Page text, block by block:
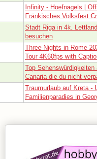
Infinity - Hoefnagels |
Fränkisches Volksfest
Stadt Riga in 4k.
besuchen
Three Nights in Rome
Tour 4K60fps with
Top Sehenswürdigkeiten
Canaria die du nicht
Traumurlaub auf Kreta -
Familienparadies in